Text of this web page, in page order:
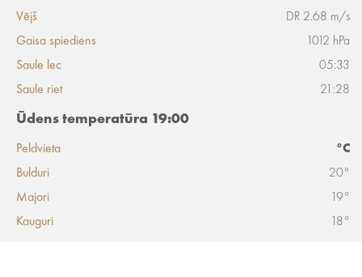
Vējš
DR 2.68 m/s
Gaisa spiediens
1012 hPa
Saule lec
05:33
Saule riet
21:28
Ūdens temperatūra 19:00
Peldvieta
°C
Bulduri
20°
Majori
19°
Kauguri
18°